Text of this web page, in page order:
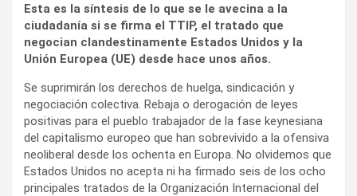
Esta es la síntesis de lo que se le avecina a la
ciudadanía si se firma el TTIP, el tratado que
negocian clandestinamente Estados Unidos y la
Unión Europea (UE) desde hace unos años.
Se suprimirán los derechos de huelga, sindicación y
negociación colectiva. Rebaja o derogación de leyes
positivas para el pueblo trabajador de la fase keynesiana
del capitalismo europeo que han sobrevivido a la ofensiva
neoliberal desde los ochenta en Europa. No olvidemos que
Estados Unidos no acepta ni ha firmado seis de los ocho
principales tratados de la Organización Internacional del